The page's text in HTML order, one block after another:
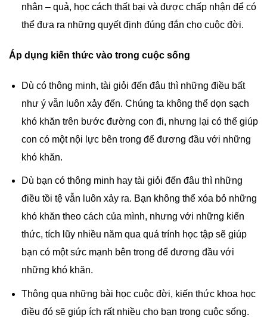
nhân – quả, học cách thất bại và được chấp nhận để có
thể đưa ra những quyết định đúng đắn cho cuộc đời.
Áp dụng kiến thức vào trong cuộc sống
Dù có thông minh, tài giỏi đến đâu thì những điều bất
như ý vẫn luôn xảy đến. Chúng ta không thể dọn sạch
khó khăn trên bước đường con đi, nhưng lại có thể giúp
con có một nội lực bên trong để đương đầu với những
khó khăn.
Dù bạn có thông minh hay tài giỏi đến đâu thì những
điều tồi tệ vẫn luôn xảy ra. Bạn không thể xóa bỏ những
khó khăn theo cách của mình, nhưng với những kiến
thức, tích lũy nhiều năm qua quá trính học tập sẽ giúp
bạn có một sức mạnh bên trong để đương đầu với
những khó khăn.
Thông qua những bài học cuộc đời, kiến thức khoa học
điều đó sẽ giúp ích rất nhiều cho bạn trong cuộc sống.